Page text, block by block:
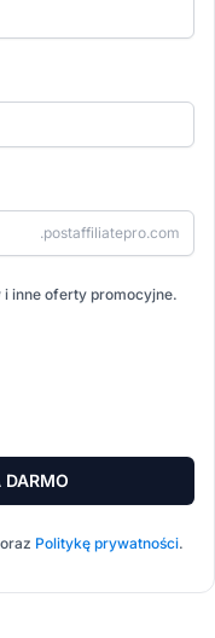
.postaffiliatepro.com
i inne oferty promocyjne.
oraz Politykę prywatności.